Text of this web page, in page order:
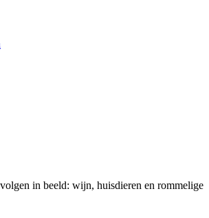
in beeld: wijn, huisdieren en rommelige